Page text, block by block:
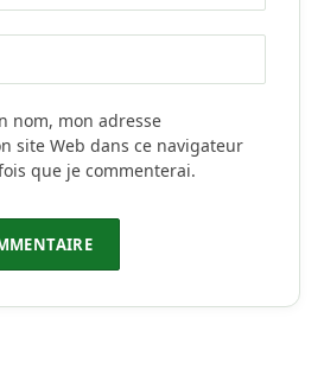
nom, mon adresse
site Web dans ce navigateur
que je commenterai.